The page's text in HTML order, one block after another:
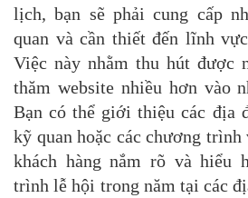
lịch, bạn sẽ phải cung cấp
quan và cần thiết đến lĩnh
Việc này nhằm thu hút được
thăm website nhiều hơn vào
Bạn có thể giới thiệu các địa
kỹ quan hoặc các chương
khách hàng nắm rõ và hiểu
trình lễ hội trong năm tại các